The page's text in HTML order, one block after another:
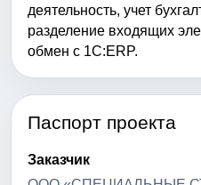
деятельность, учет
разделение входящих
обмен с 1С:ERP.
Паспорт проекта
Заказчик